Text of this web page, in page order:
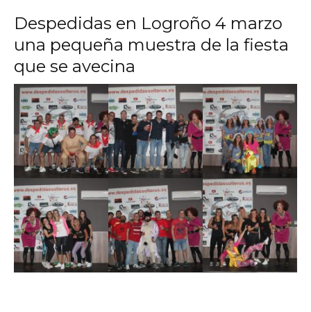
Despedidas en Logroño 4 marzo
una pequeña muestra de la fiesta
que se avecina